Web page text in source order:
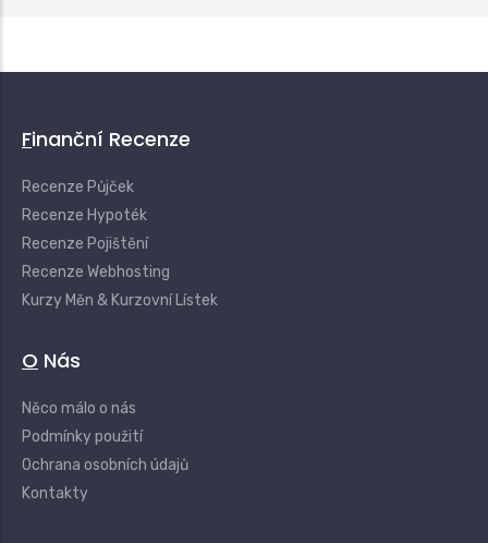
Finanční Recenze
Recenze Půjček
Recenze Hypoték
Recenze Pojištění
Recenze Webhosting
Kurzy Měn & Kurzovní Lístek
O Nás
Něco málo o nás
Podmínky použití
Ochrana osobních údajů
Kontakty